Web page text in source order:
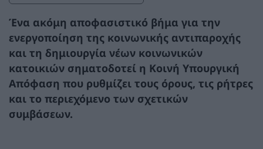
Ένα ακόμη αποφασιστικό βήμα για την
ενεργοποίηση της κοινωνικής αντιπαροχής
και τη δημιουργία νέων κοινωνικών
κατοικιών σηματοδοτεί η Κοινή Υπουργική
Απόφαση που ρυθμίζει τους όρους, τις ρήτρες
και το περιεχόμενο των σχετικών
συμβάσεων.